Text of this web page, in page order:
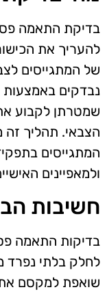
בדיקת התאמה
להעריך את
של המתגייסים
נבדקים באמצעות
שמטרתן לקבוע
הצבאי. תהליך
המתגייסים
ולמאפיינים
חשיבות
בדיקות התאמה
לחלק בלתי נפרד
שואפת למקסם את